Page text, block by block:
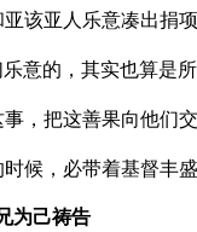
该亚人乐意凑出捐
意的，其实也算是
，把这善果向他们
候，必带着基督丰盛
为己祷告